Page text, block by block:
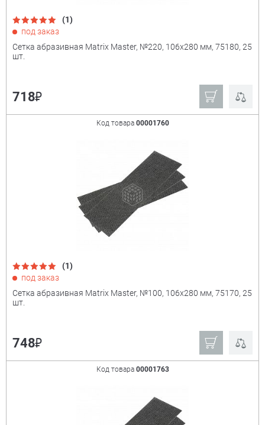
(1)
под заказ
Сетка абразивная Matrix Master, №220, 106x280 мм, 75180, 25
шт.
718₽
Код товара 00001760
(1)
под заказ
Сетка абразивная Matrix Master, №100, 106x280 мм, 75170, 25
шт.
748₽
Код товара 00001763